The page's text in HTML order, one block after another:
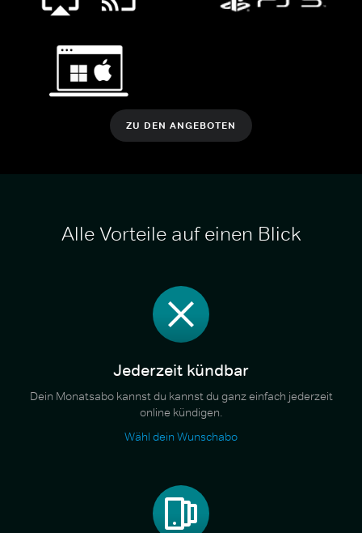
ZU DEN ANGEBOTEN
Alle Vorteile auf einen Blick
Jederzeit kündbar
Dein Monatsabo kannst du kannst du ganz einfach jederzeit
online kündigen.
Wähl dein Wunschabo